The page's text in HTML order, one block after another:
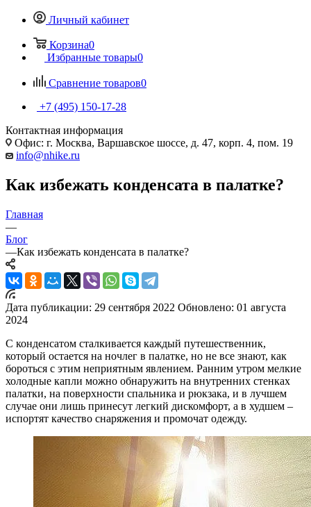
Личный кабинет
Корзина0
Избранные товары0
Сравнение товаров0
+7 (495) 150-17-28
Контактная информация
Офис: г. Москва, Варшавское шоссе, д. 47, корп. 4, пом. 19
info@nhike.ru
Как избежать конденсата в палатке?
Главная
—
Блог
—Как избежать конденсата в палатке?
Дата публикации: 29 сентября 2022 Обновлено: 01 августа
2024
С конденсатом сталкивается каждый путешественник,
который остается на ночлег в палатке, но не все знают, как
бороться с этим неприятным явлением. Ранним утром мелкие
холодные капли можно обнаружить на внутренних стенках
палатки, на поверхности спальника и рюкзака, и в лучшем
случае они лишь принесут легкий дискомфорт, а в худшем –
испортят качество снаряжения и промочат одежду.